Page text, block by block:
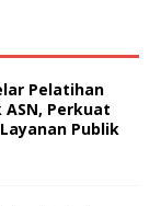
Pelatihan
Perkuat
Publik